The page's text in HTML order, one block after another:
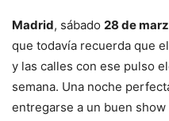
Madrid, sábado 28 de
que todavía recuerda que
y las calles con ese pulso
semana. Una noche
entregarse a un buen show